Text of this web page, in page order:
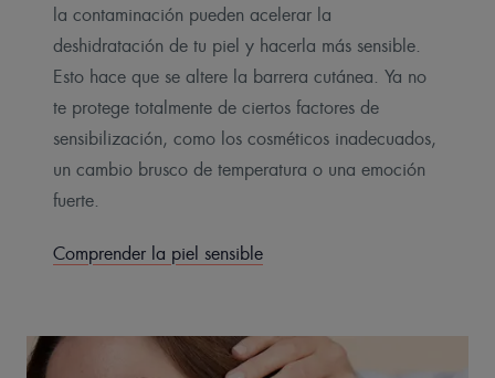
la contaminación pueden acelerar la
deshidratación de tu piel y hacerla más sensible.
Esto hace que se altere la barrera cutánea. Ya no
te protege totalmente de ciertos factores de
sensibilización, como los cosméticos inadecuados,
un cambio brusco de temperatura o una emoción
fuerte.
Comprender la piel sensible